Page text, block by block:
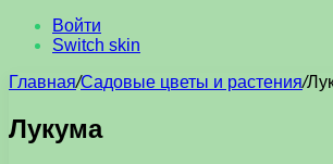
Войти
Switch skin
Главная/Садовые цветы и растения/
Лукума